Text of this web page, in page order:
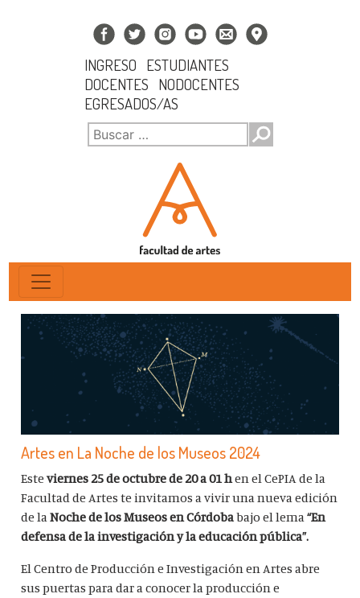
INGRESO
ESTUDIANTES
DOCENTES
NODOCENTES
EGRESADOS/AS
Artes en La Noche de los Museos 2024
Esteviernes 25 de octubre de 20 a 01 hen el CePIA de la
Facultad de Artes te invitamos a vivir una nueva edición
de laNoche de los Museos en Córdobabajo el lema“En
defensa de la investigación y la educación pública”.
El Centro de Producción e Investigación en Artes abre
sus puertas para dar a conocer la producción e